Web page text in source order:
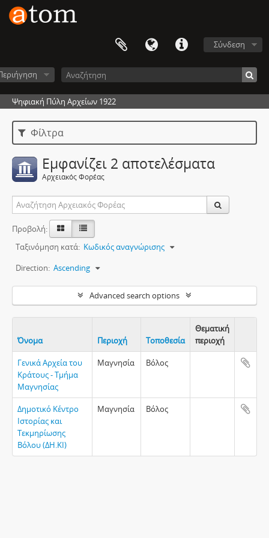
Σύνδεση
Ψηφιακή Πύλη Αρχείων 1922
Φίλτρα
Εμφανίζει 2 αποτελέσματα
Αρχειακός Φορέας
Προβολή:
Ταξινόμηση κατά: Κωδικός αναγνώρισης
Direction: Ascending
Advanced search options
Όνομα Περιοχή Τοποθεσία
Θεματική
περιοχή
Γενικά Αρχεία του
Κράτους - Τμήμα
Μαγνησίας
Μαγνησία Βόλος
Δημοτικό Κέντρο
Ιστορίας και
Τεκμηρίωσης
Βόλου (ΔΗ.ΚΙ)
Μαγνησία Βόλος